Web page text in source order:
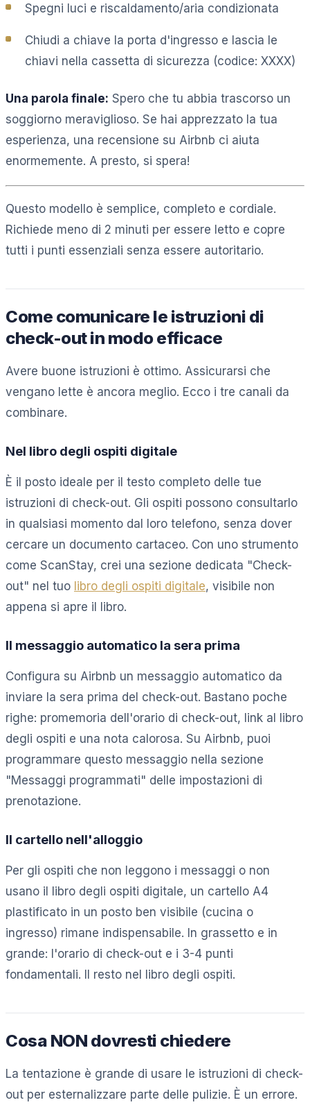
Spegni luci e riscaldamento/aria condizionata
Chiudi a chiave la porta d'ingresso e lascia le
chiavi nella cassetta di sicurezza (codice: XXXX)
Una parola finale: Spero che tu abbia trascorso un
soggiorno meraviglioso. Se hai apprezzato la tua
esperienza, una recensione su Airbnb ci aiuta
enormemente. A presto, si spera!
Questo modello è semplice, completo e cordiale.
Richiede meno di 2 minuti per essere letto e copre
tutti i punti essenziali senza essere autoritario.
Come comunicare le istruzioni di
check-out in modo efficace
Avere buone istruzioni è ottimo. Assicurarsi che
vengano lette è ancora meglio. Ecco i tre canali da
combinare.
Nel libro degli ospiti digitale
È il posto ideale per il testo completo delle tue
istruzioni di check-out. Gli ospiti possono consultarlo
in qualsiasi momento dal loro telefono, senza dover
cercare un documento cartaceo. Con uno strumento
come ScanStay, crei una sezione dedicata "Check-
out" nel tuo libro degli ospiti digitale, visibile non
appena si apre il libro.
Il messaggio automatico la sera prima
Configura su Airbnb un messaggio automatico da
inviare la sera prima del check-out. Bastano poche
righe: promemoria dell'orario di check-out, link al libro
degli ospiti e una nota calorosa. Su Airbnb, puoi
programmare questo messaggio nella sezione
"Messaggi programmati" delle impostazioni di
prenotazione.
Il cartello nell'alloggio
Per gli ospiti che non leggono i messaggi o non
usano il libro degli ospiti digitale, un cartello A4
plastificato in un posto ben visibile (cucina o
ingresso) rimane indispensabile. In grassetto e in
grande: l'orario di check-out e i 3-4 punti
fondamentali. Il resto nel libro degli ospiti.
Cosa NON dovresti chiedere
La tentazione è grande di usare le istruzioni di check-
out per esternalizzare parte delle pulizie. È un errore.